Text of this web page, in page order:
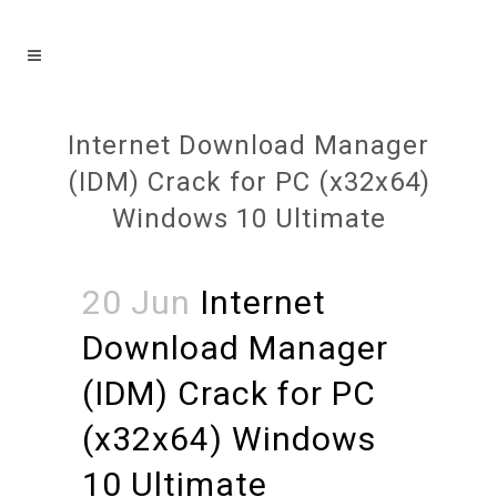
Internet Download Manager
(IDM) Crack for PC (x32x64)
Windows 10 Ultimate
20 Jun Internet
Download Manager
(IDM) Crack for PC
(x32x64) Windows
10 Ultimate